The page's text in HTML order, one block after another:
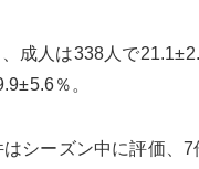
成人は338人で
％。
シーズン中に評価、